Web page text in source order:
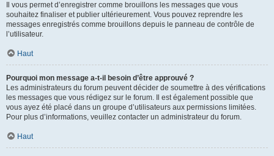
Il vous permet d’enregistrer comme brouillons les messages que vous
souhaitez finaliser et publier ultérieurement. Vous pouvez reprendre les
messages enregistrés comme brouillons depuis le panneau de contrôle de
l’utilisateur.
Haut
Pourquoi mon message a-t-il besoin d’être approuvé ?
Les administrateurs du forum peuvent décider de soumettre à des vérifications
les messages que vous rédigez sur le forum. Il est également possible que
vous ayez été placé dans un groupe d’utilisateurs aux permissions limitées.
Pour plus d’informations, veuillez contacter un administrateur du forum.
Haut